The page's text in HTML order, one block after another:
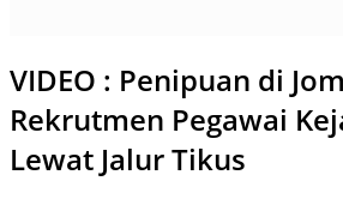
VIDEO : Penipuan di
Rekrutmen Pegawai
Lewat Jalur Tikus